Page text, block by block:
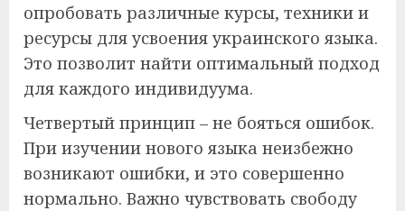
опробовать различные курсы, техники и
ресурсы для усвоения украинского языка.
Это позволит найти оптимальный подход
для каждого индивидуума.
Четвертый принцип – не бояться ошибок.
При изучении нового языка неизбежно
возникают ошибки, и это совершенно
нормально. Важно чувствовать свободу